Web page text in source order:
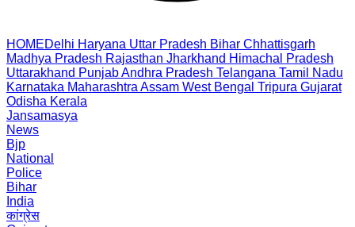
HOMEDelhi Haryana Uttar Pradesh Bihar Chhattisgarh
Madhya Pradesh Rajasthan Jharkhand Himachal Pradesh
Uttarakhand PunjabAndhra Pradesh Telangana Tamil Nadu
Karnataka Maharashtra Assam West Bengal Tripura Gujarat
Odisha Kerala
Jansamasya
News
Bjp
National
Police
Bihar
India
कांग्रेस